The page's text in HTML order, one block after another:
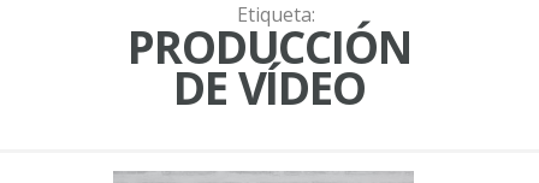
Etiqueta:
PRODUCCIÓN
DE VÍDEO